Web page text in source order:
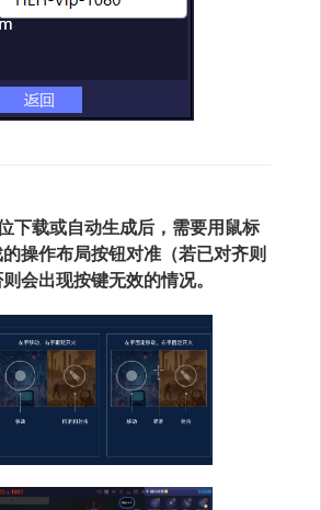
下载或自动生成后，需要用鼠标
操作布局按钮对准（若已对齐则
会出现按键无效的情况。